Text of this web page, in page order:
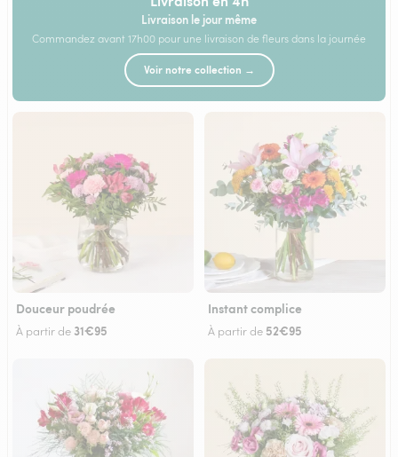
Livraison le jour même
Commandez avant 17h00 pour une livraison de fleurs dans la journée
Voir notre collection →
Douceur poudrée
À partir de 31€95
Instant complice
À partir de 52€95